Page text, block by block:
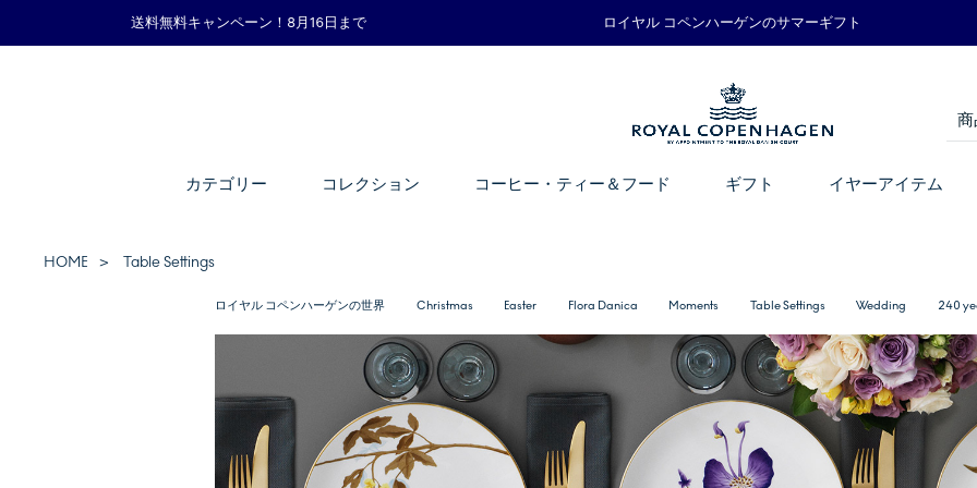
送料無料キャンペーン！8月16日まで ロイヤル コペンハーゲンのサマーギフト
カテゴリー コレクション コーヒー・ティー＆フード ギフト イヤーアイテム
HOME Table Settings
ロイヤル コペンハーゲンの世界 Christmas Easter Flora Danica Moments Table Settings Wedding 240